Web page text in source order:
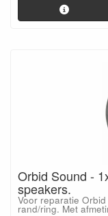
Orbid Sound -
speakers.
Voor reparatie
rand/ring. Met